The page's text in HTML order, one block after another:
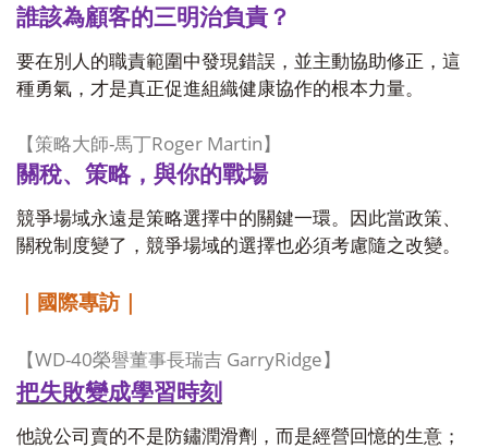
誰該為顧客的三明治負責？
要在別人的職責範圍中發現錯誤，並主動協助修正，這
種勇氣，才是真正促進組織健康協作的根本力量。
【策略大師-馬丁Roger Martin 】
關稅、策略，與你的戰場
競爭場域永遠是策略選擇中的關鍵一環。因此當政策、
關稅制度變了，競爭場域的選擇也必須考慮隨之改變。
｜國際專訪｜
【WD-40榮譽董事長瑞吉 GarryRidge 】
把失敗變成學習時刻
他說公司賣的不是防鏽潤滑劑，而是經營回憶的生意；